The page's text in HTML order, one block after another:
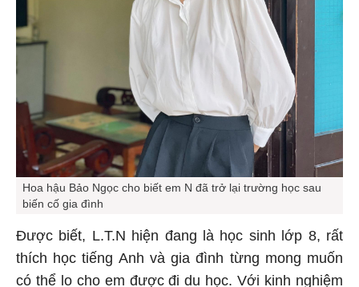
Hoa hậu Bảo Ngọc cho biết em N đã trở lại trường học sau
biến cố gia đình
Được biết, L.T.N hiện đang là học sinh lớp 8, rất
thích học tiếng Anh và gia đình từng mong muốn
có thể lo cho em được đi du học. Với kinh nghiệm